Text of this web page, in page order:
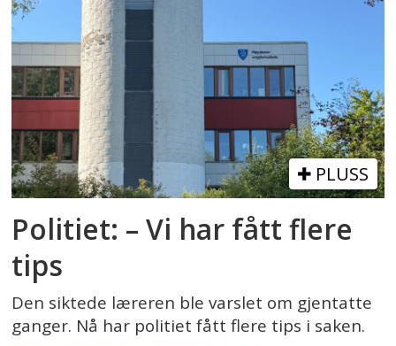
PLUSS
Politiet: – Vi har fått flere
tips
Den siktede læreren ble varslet om gjentatte
ganger. Nå har politiet fått flere tips i saken.